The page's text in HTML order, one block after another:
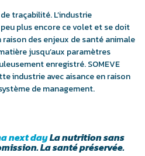
traçabilité. L’industrie
plus encore ce volet et se doit
raison des enjeux de santé animale
jusqu’aux paramètres
enregistré. SOMEVE
industrie avec aisance en raison
de management.
next dayLa nutrition sans
La santé préservée.